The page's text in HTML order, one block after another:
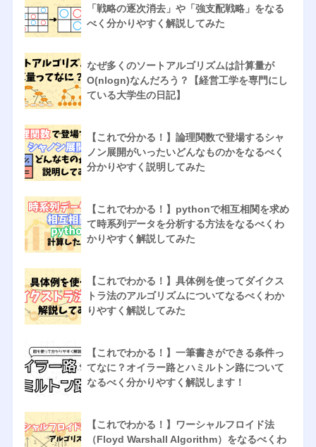
「戦略の逐次消去」や「強支配戦略」をなる
べく分かりやすく解説してみた
なぜ多くのソートアルゴリズムは計算量が
O(nlogn)なんだろう？【経営工学を専門にし
ている大学生の日記】
【これで分かる！】論理関数で登場するシャ
ノン展開がいったいどんなものかをなるべく
分かりやすく説明してみた
【これでわかる！】pythonで相互相関を求め
て時系列データを分析する方法をなるべくわ
かりやすく解説してみた
【これでわかる！】具体例を使ってダイクス
トラ法のアルゴリズムについてなるべくわか
りやすく解説してみた
【これでわかる！】一筆書きができる条件っ
てなに？オイラー路とハミルトン路について
なるべく分かりやすく解説します！
【これでわかる！】ワーシャルフロイド法
（Floyd Warshall Algorithm）をなるべくわ